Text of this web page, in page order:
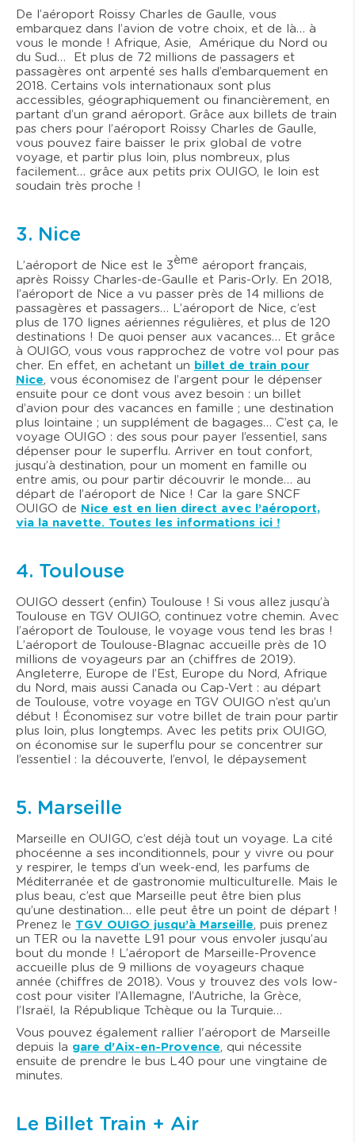
De l’aéroport Roissy Charles de Gaulle, vous
embarquez dans l’avion de votre choix, et de là… à
vous le monde ! Afrique, Asie, Amérique du Nord ou
du Sud… Et plus de 72 millions de passagers et
passagères ont arpenté ses halls d’embarquement en
2018. Certains vols internationaux sont plus
accessibles, géographiquement ou financièrement, en
partant d’un grand aéroport. Grâce aux billets de train
pas chers pour l’aéroport Roissy Charles de Gaulle,
vous pouvez faire baisser le prix global de votre
voyage, et partir plus loin, plus nombreux, plus
facilement… grâce aux petits prix OUIGO, le loin est
soudain très proche !
3. Nice
L’aéroport de Nice est le 3ème aéroport français,
après Roissy Charles-de-Gaulle et Paris-Orly. En 2018,
l’aéroport de Nice a vu passer près de 14 millions de
passagères et passagers… L’aéroport de Nice, c’est
plus de 170 lignes aériennes régulières, et plus de 120
destinations ! De quoi penser aux vacances… Et grâce
à OUIGO, vous vous rapprochez de votre vol pour pas
cher. En effet, en achetant un billet de train pour
Nice, vous économisez de l’argent pour le dépenser
ensuite pour ce dont vous avez besoin : un billet
d’avion pour des vacances en famille ; une destination
plus lointaine ; un supplément de bagages… C’est ça, le
voyage OUIGO : des sous pour payer l’essentiel, sans
dépenser pour le superflu. Arriver en tout confort,
jusqu’à destination, pour un moment en famille ou
entre amis, ou pour partir découvrir le monde… au
départ de l’aéroport de Nice ! Car la gare SNCF
OUIGO de Nice est en lien direct avec l’aéroport,
via la navette. Toutes les informations ici !
4. Toulouse
OUIGO dessert (enfin) Toulouse ! Si vous allez jusqu’à
Toulouse en TGV OUIGO, continuez votre chemin. Avec
l’aéroport de Toulouse, le voyage vous tend les bras !
L’aéroport de Toulouse-Blagnac accueille près de 10
millions de voyageurs par an (chiffres de 2019).
Angleterre, Europe de l’Est, Europe du Nord, Afrique
du Nord, mais aussi Canada ou Cap-Vert : au départ
de Toulouse, votre voyage en TGV OUIGO n’est qu’un
début ! Économisez sur votre billet de train pour partir
plus loin, plus longtemps. Avec les petits prix OUIGO,
on économise sur le superflu pour se concentrer sur
l’essentiel : la découverte, l’envol, le dépaysement
5. Marseille
Marseille en OUIGO, c’est déjà tout un voyage. La cité
phocéenne a ses inconditionnels, pour y vivre ou pour
y respirer, le temps d’un week-end, les parfums de
Méditerranée et de gastronomie multiculturelle. Mais le
plus beau, c’est que Marseille peut être bien plus
qu’une destination… elle peut être un point de départ !
Prenez le TGV OUIGO jusqu’à Marseille, puis prenez
un TER ou la navette L91 pour vous envoler jusqu’au
bout du monde ! L’aéroport de Marseille-Provence
accueille plus de 9 millions de voyageurs chaque
année (chiffres de 2018). Vous y trouvez des vols low-
cost pour visiter l’Allemagne, l’Autriche, la Grèce,
l’Israël, la République Tchèque ou la Turquie…
Vous pouvez également rallier l'aéroport de Marseille
depuis la gare d'Aix-en-Provence, qui nécessite
ensuite de prendre le bus L40 pour une vingtaine de
minutes.
Le Billet Train + Air